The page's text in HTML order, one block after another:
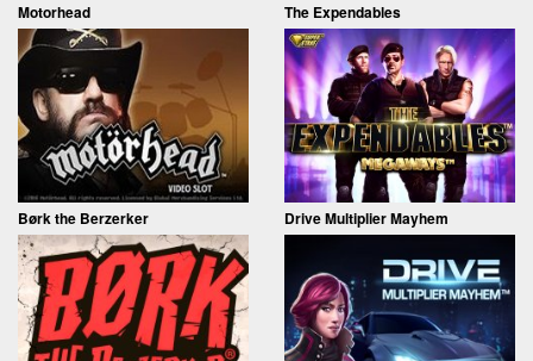
Motorhead The Expendables
Børk the Berzerker Drive Multiplier Mayhem